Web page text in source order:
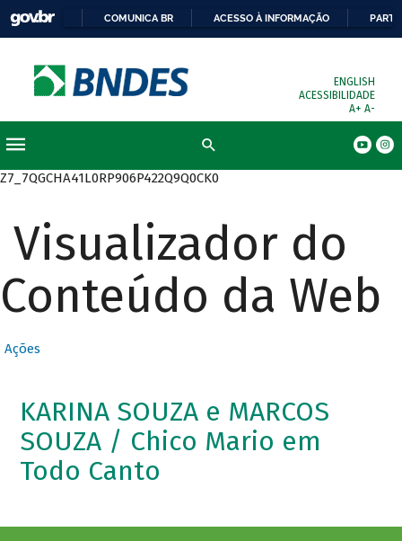
COMUNICA BR ACESSO À INFORMAÇÃO
ENGLISH
ACESSIBILIDADE
A+ A-
Z7_7QGCHA41L0RP906P422Q9Q0CK0
Visualizador do
Conteúdo da Web
Ações
KARINA SOUZA e MARCOS
SOUZA / Chico Mario em
Todo Canto